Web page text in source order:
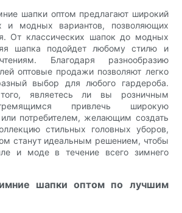
шапки оптом предлагают широкий
и модных вариантов, позволяющих
От классических шапок до модных
шапка подойдет любому стилю и
Благодаря разнообразию
оптовые продажи позволяют легко
выбор для любого гардероба.
являетесь ли вы розничным
привлечь широкую
потребителем, желающим создать
стильных головных уборов,
станут идеальным решением, чтобы
и моде в течение всего зимнего
шапки оптом по лучшим